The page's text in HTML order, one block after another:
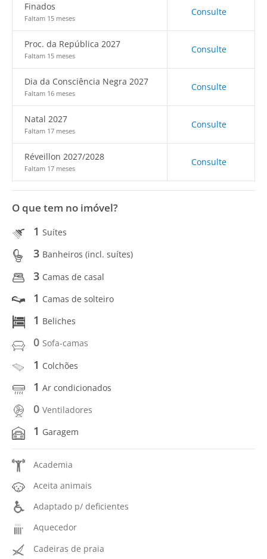
Finados
Faltam 15 meses
Consulte
Proc. da República 2027
Faltam 15 meses
Consulte
Dia da Consciência Negra 2027
Faltam 16 meses
Consulte
Natal 2027
Faltam 17 meses
Consulte
Réveillon 2027/2028
Faltam 17 meses
Consulte
O que tem no imóvel?
1 Suítes
3 Banheiros (incl. suítes)
3 Camas de casal
1 Camas de solteiro
1 Beliches
0 Sofa-camas
1 Colchões
1 Ar condicionados
0 Ventiladores
1 Garagem
Academia
Aceita animais
Adaptado p/ deficientes
Aquecedor
Cadeiras de praia